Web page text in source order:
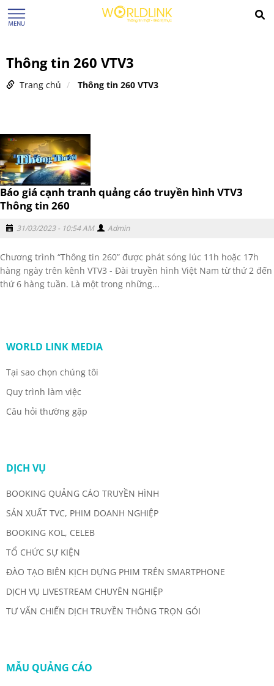
Thông tin 260 VTV3
Trang chủ Thông tin 260 VTV3
Báo giá cạnh tranh quảng cáo truyền hình VTV3
Thông tin 260
31/03/2023 - 10:54 AM Admin
Chương trình “Thông tin 260” được phát sóng lúc 11h hoặc 17h
hàng ngày trên kênh VTV3 - Đài truyền hình Việt Nam từ thứ 2 đến
thứ 6 hàng tuần. Là một trong những...
WORLD LINK MEDIA
Tại sao chọn chúng tôi
Quy trình làm việc
Câu hỏi thường gặp
DỊCH VỤ
BOOKING QUẢNG CÁO TRUYỀN HÌNH
SẢN XUẤT TVC, PHIM DOANH NGHIỆP
BOOKING KOL, CELEB
TỔ CHỨC SỰ KIỆN
ĐÀO TẠO BIÊN KỊCH DỰNG PHIM TRÊN SMARTPHONE
DỊCH VỤ LIVESTREAM CHUYÊN NGHIỆP
TƯ VẤN CHIẾN DỊCH TRUYỀN THÔNG TRỌN GÓI
MẪU QUẢNG CÁO